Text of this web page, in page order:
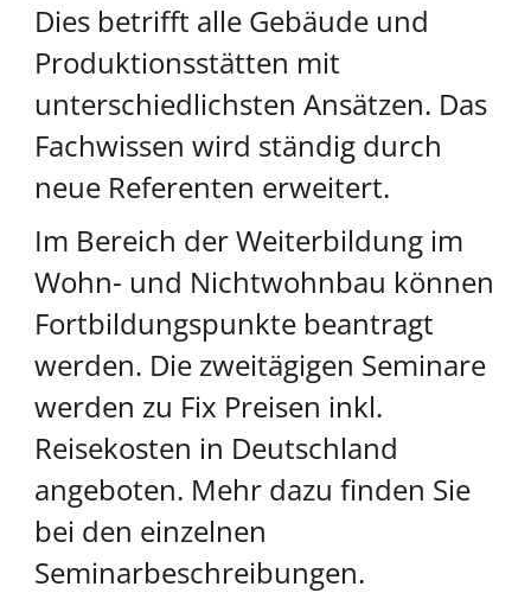
Dies betrifft alle Gebäude und
Produktionsstätten mit
unterschiedlichsten Ansätzen. Das
Fachwissen wird ständig durch
neue Referenten erweitert.
Im Bereich der Weiterbildung im
Wohn- und Nichtwohnbau können
Fortbildungspunkte beantragt
werden. Die zweitägigen Seminare
werden zu Fix Preisen inkl.
Reisekosten in Deutschland
angeboten. Mehr dazu finden Sie
bei den einzelnen
Seminarbeschreibungen.